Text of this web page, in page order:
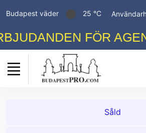
Budapest väder 25 °C
FÖR
Såld